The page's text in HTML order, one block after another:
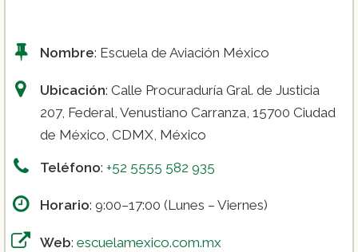
Nombre: Escuela de Aviación México
Ubicación: Calle Procuraduría Gral. de Justicia
207, Federal, Venustiano Carranza, 15700 Ciudad
de México, CDMX, México
Teléfono: +52 5555 582 935
Horario: 9:00–17:00 (Lunes – Viernes)
Web: escuelamexico.com.mx